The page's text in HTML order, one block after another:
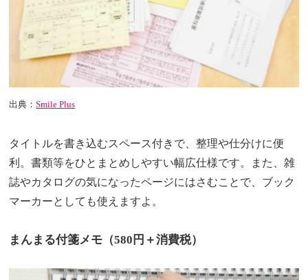
出典：Smile Plus
タイトルを書き込むスペース付きで、整理や仕分けに便
利。書類等をひとまとめしやすい幅広仕様です。また、雑
誌やカタログの気になったページにはさむことで、ブック
マーカーとしても使えますよ。
まんまる付箋メモ（580円＋消費税）